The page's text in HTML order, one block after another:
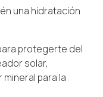
una hidratación
protegerte del
solar,
para la